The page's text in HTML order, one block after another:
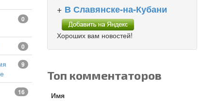
0
0
9
16
+ В Славянске-на-Кубани
Хороших вам новостей!
Топ комментаторов
Имя